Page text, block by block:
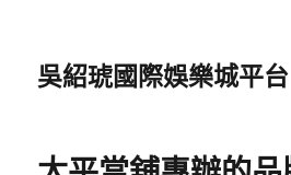
吳紹琥國際娛樂城平台